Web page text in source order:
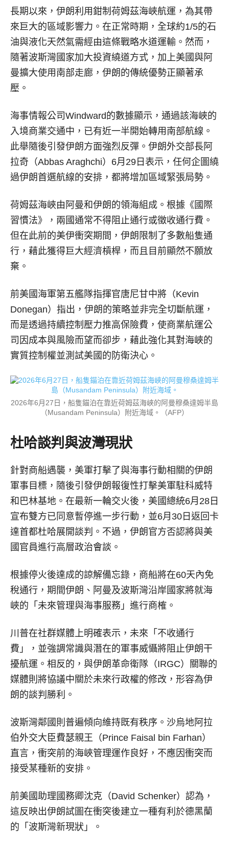
長期以來，伊朗利用鉗制荷姆茲海峽航運，為其帶
來巨大的區域影響力。在正常時期，全球約1/5的石
油與液化天然氣需經由這條戰略水道運輸。然而，
隨著波斯灣國家加大投資繞道方式，加上美國與阿
曼擴大使用南部走廊，伊朗的傳統優勢正顯著承
壓。
海事情報公司Windward的數據顯示，通過該海峽的
入境商業交通中，已有近一半開始轉用南部航線。
此舉隨後引發伊朗方面強烈反彈。伊朗外交部長阿
拉奇（Abbas Araghchi）6月29日表示，任何企圖繞
過伊朗首選航線的安排，都將增加區域緊張局勢。
荷姆茲海峽由阿曼和伊朗的領海組成。根據《國際
習慣法》，兩國通常不得阻止通行或徵收通行費。
但在此前的美伊衝突期間，伊朗限制了多數船隻通
行，藉此獲得巨大經濟槓桿，而且目前顯然不願放
棄。
前美國海軍第五艦隊指揮官唐尼甘中將（Kevin
Donegan）指出，伊朗的策略並非完全切斷航運，
而是透過持續控制壓力推高保險費，使商業航運公
司因成本與風險而望而卻步，藉此強化其對海峽的
實質控制權並測試美國的防衛決心。
2026年6月27日，船隻錨泊在靠近荷姆茲海峽的阿曼穆桑達姆半島
（Musandam Peninsula）附近海域。（AFP）
杜哈談判與波灣現狀
針對商船遇襲，美軍打擊了與海事行動相關的伊朗
軍事目標，隨後引發伊朗報復性打擊美軍駐科威特
和巴林基地。在最新一輪交火後，美國總統6月28日
宣布雙方已同意暫停進一步行動，並6月30日返回卡
達首都杜哈展開談判。不過，伊朗官方否認將與美
國官員進行高層政治會談。
根據停火後達成的諒解備忘錄，商船將在60天內免
稅通行，期間伊朗、阿曼及波斯灣沿岸國家將就海
峽的「未來管理與海事服務」進行商榷。
川普在社群媒體上明確表示，未來「不收通行
費」，並強調常識與潛在的軍事威懾將阻止伊朗干
擾航運。相反的，與伊朗革命衛隊（IRGC）關聯的
媒體則將協議中關於未來行政權的修改，形容為伊
朗的談判勝利。
波斯灣鄰國則普遍傾向維持既有秩序。沙烏地阿拉
伯外交大臣費瑟親王（Prince Faisal bin Farhan）
直言，衝突前的海峽管理運作良好，不應因衝突而
接受某種新的安排。
前美國助理國務卿沈克（David Schenker）認為，
這反映出伊朗試圖在衝突後建立一種有利於德黑蘭
的「波斯灣新現狀」。